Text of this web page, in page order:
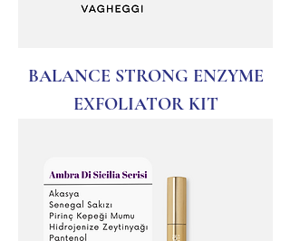
BALANCE STRONG ENZYME
EXFOLIATOR KIT